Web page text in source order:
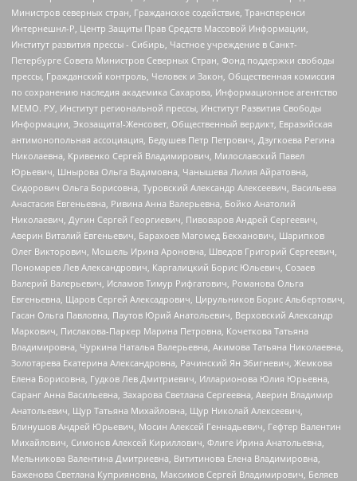
Министров северных стран, Гражданское содействие, Трансперенси
Интернешнл-Р, Центр Защиты Прав Средств Массовой Информации,
Институт развития прессы - Сибирь, Частное учреждение в Санкт-
Петербурге Совета Министров Северных Стран, Фонд поддержки свободы
прессы, Гражданский контроль, Человек и Закон, Общественная комиссия
по сохранению наследия академика Сахарова, Информационное агентство
МЕМО. РУ, Институт региональной прессы, Институт Развития Свободы
Информации, Экозащита!-Женсовет, Общественный вердикт, Евразийская
антимонопольная ассоциация, Бедушев Петр Петрович, Дзугкоева Регина
Николаевна, Кривенко Сергей Владимирович, Милославский Павел
Юрьевич, Шнырова Ольга Вадимовна, Чанышева Лилия Айратовна,
Сидорович Ольга Борисовна, Туровский Александр Алексеевич, Васильева
Анастасия Евгеньевна, Ривина Анна Валерьевна, Бойко Анатолий
Николаевич, Дугин Сергей Георгиевич, Пивоваров Андрей Сергеевич,
Аверин Виталий Евгеньевич, Барахоев Магомед Бекханович, Шарипков
Олег Викторович, Мошель Ирина Ароновна, Шведов Григорий Сергеевич,
Пономарев Лев Александрович, Каргалицкий Борис Юльевич, Созаев
Валерий Валерьевич, Исламов Тимур Рифгатович, Романова Ольга
Евгеньевна, Щаров Сергей Алексадрович, Цирульников Борис Альбертович,
Гасан Ольга Павловна, Паутов Юрий Анатольевич, Верховский Александр
Маркович, Пислакова-Паркер Марина Петровна, Кочеткова Татьяна
Владимировна, Чуркина Наталья Валерьевна, Акимова Татьяна Николаевна,
Золотарева Екатерина Александровна, Рачинский Ян Збигневич, Жемкова
Елена Борисовна, Гудков Лев Дмитриевич, Илларионова Юлия Юрьевна,
Саранг Анна Васильевна, Захарова Светлана Сергеевна, Аверин Владимир
Анатольевич, Щур Татьяна Михайловна, Щур Николай Алексеевич,
Блинушов Андрей Юрьевич, Мосин Алексей Геннадьевич, Гефтер Валентин
Михайлович, Симонов Алексей Кириллович, Флиге Ирина Анатольевна,
Мельникова Валентина Дмитриевна, Вититинова Елена Владимировна,
Баженова Светлана Куприяновна, Максимов Сергей Владимирович, Беляев